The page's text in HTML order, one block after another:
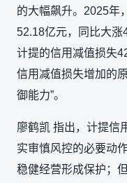
的大幅飙升。2025年
52.18亿元，同比大
计提的信用减值损失
信用减值损失增加的
御能力”。
廖鹤凯 指出，计提信
实审慎风控的必要动
稳健经营形成保护；